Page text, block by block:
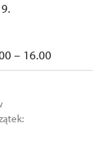
– 16.00